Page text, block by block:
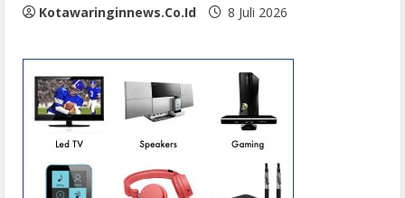
Kotawaringinnews.co.id 8 Juli 2026